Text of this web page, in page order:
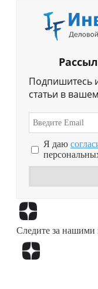
Подпишитесь
статьи в
Я даю
Следите за нашими